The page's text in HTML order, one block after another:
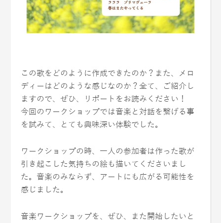
この歌をどのように作成できたのか？また、メロ
ディーはどのような感じなのか？全て、ご紹介し
ますので、ぜひ、リポートをお読みください！
今回のワークショップでは音楽と対話を繋げる事
を試みて、とても興味深い体験でした。
ワークショップの時、一人の参加者は作った歌が
引き起こした気持ちの絵も描いてくださいまし
た。音楽のみならず、アートにも広がる可能性を
感じました。
音楽ワークショップを、ぜひ、また開始したいと